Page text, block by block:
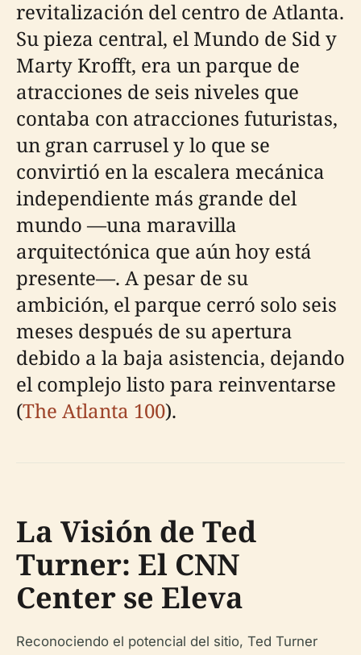
revitalización del centro de Atlanta.
Su pieza central, el Mundo de Sid y
Marty Krofft, era un parque de
atracciones de seis niveles que
contaba con atracciones futuristas,
un gran carrusel y lo que se
convirtió en la escalera mecánica
independiente más grande del
mundo —una maravilla
arquitectónica que aún hoy está
presente—. A pesar de su
ambición, el parque cerró solo seis
meses después de su apertura
debido a la baja asistencia, dejando
el complejo listo para reinventarse
(The Atlanta 100).
La Visión de Ted
Turner: El CNN
Center se Eleva
Reconociendo el potencial del sitio, Ted Turner